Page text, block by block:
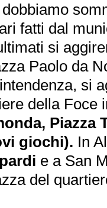
fatti dal
si
Paolo da
si
della Foce
Piazza
giochi). In
e a San
del